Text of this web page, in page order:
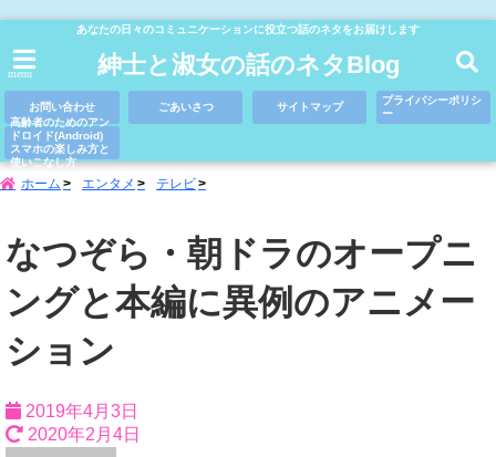
あなたの日々のコミュニケーションに役立つ話のネタをお届けします
menu 紳士と淑女の話のネタBlog
お問い合わせ ごあいさつ サイトマップ
プライバシーポリシ
ー
高齢者のためのアン
ドロイド(Android)
スマホの楽しみ方と
使いこなし方
ホーム エンタメ テレビ
なつぞら・朝ドラのオープニ
ングと本編に異例のアニメー
ション
2019年4月3日
2020年2月4日